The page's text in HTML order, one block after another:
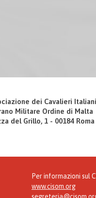
dei Cavalieri Italiani
Militare Ordine di Malta
del Grillo, 1 - 00184
Per informazioni sul
www.cisom.org